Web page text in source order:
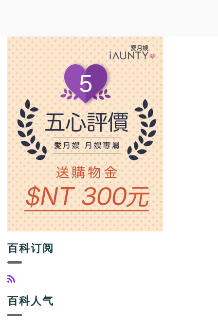
百科订阅
百科人气